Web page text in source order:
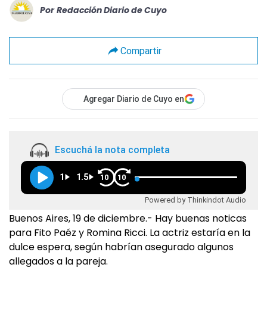
Por Redacción Diario de Cuyo
Compartir
Agregar Diario de Cuyo en
Escuchá la nota completa
1 1.5 10 10
Powered by Thinkindot Audio
Buenos Aires, 19 de diciembre.- Hay buenas noticas
para Fito Paéz y Romina Ricci. La actriz estaría en la
dulce espera, según habrían asegurado algunos
allegados a la pareja.